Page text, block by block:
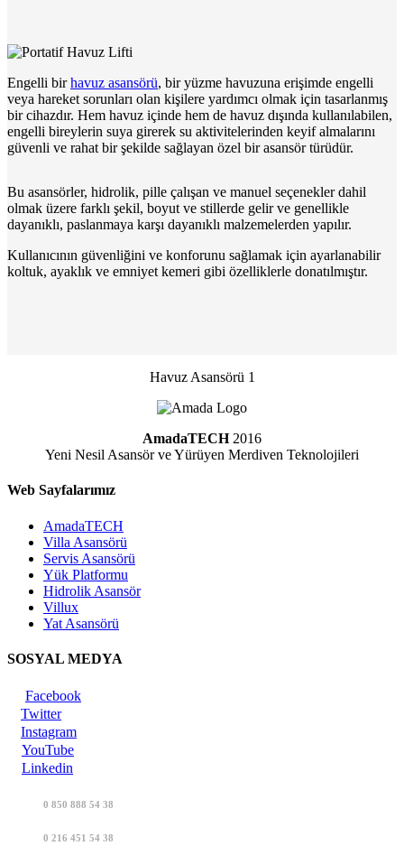
Engelli birhavuz asansörü, bir yüzme havuzuna erişimde engelli
veya hareket sorunları olan kişilere yardımcı olmak için tasarlanmış
bir cihazdır. Hem havuz içinde hem de havuz dışında kullanılabilen,
engelli bireylerin suya girerek su aktivitelerinden keyif almalarını
güvenli ve rahat bir şekilde sağlayan özel bir asansör türüdür.
Bu asansörler, hidrolik, pille çalışan ve manuel seçenekler dahil
olmak üzere farklı şekil, boyut ve stillerde gelir ve genellikle
dayanıklı, paslanmaya karşı dayanıklı malzemelerden yapılır.
Kullanıcının güvenliğini ve konforunu sağlamak için ayarlanabilir
koltuk, ayaklık ve emniyet kemeri gibi özelliklerle donatılmıştır.
Havuz Asansörü 1
AmadaTECH2016
Yeni Nesil Asansör ve Yürüyen Merdiven Teknolojileri
Web Sayfalarımız
AmadaTECH
Villa Asansörü
Servis Asansörü
Yük Platformu
Hidrolik Asansör
Villux
Yat Asansörü
SOSYAL MEDYA
Facebook
Twitter
Instagram
YouTube
Linkedin
0 850 888 54 38
0 216 451 54 38